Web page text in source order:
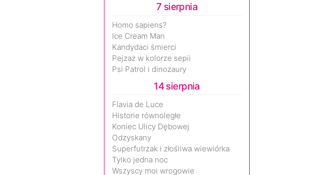
7 sierpnia
Homo sapiens?
Ice Cream Man
Kandydaci śmierci
Pejzaż w kolorze sepii
Psi Patrol i dinozaury
14 sierpnia
Flavia de Luce
Historie równoległe
Koniec Ulicy Dębowej
Odzyskany
Superfutrzak i złośliwa wiewiórka
Tylko jedna noc
Wszyscy moi wrogowie